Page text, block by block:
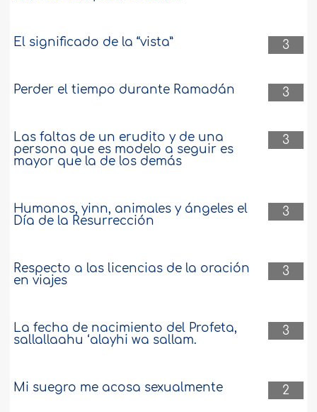
3
El significado de la “vista”
3
Perder el tiempo durante Ramadán
3
Las faltas de un erudito y de una
persona que es modelo a seguir es
mayor que la de los demás
3
Humanos, yinn, animales y ángeles el
Día de la Resurrección
3
Respecto a las licencias de la oración
en viajes
3
La fecha de nacimiento del Profeta,
sallallaahu ‘alayhi wa sallam.
2
Mi suegro me acosa sexualmente